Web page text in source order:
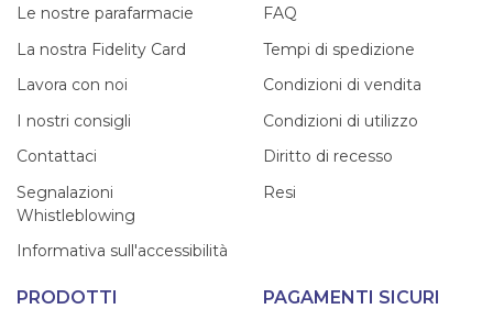
Le nostre parafarmacie
La nostra Fidelity Card
Lavora con noi
I nostri consigli
Contattaci
Segnalazioni
Whistleblowing
Informativa sull'accessibilità
FAQ
Tempi di spedizione
Condizioni di vendita
Condizioni di utilizzo
Diritto di recesso
Resi
PRODOTTI PAGAMENTI SICURI